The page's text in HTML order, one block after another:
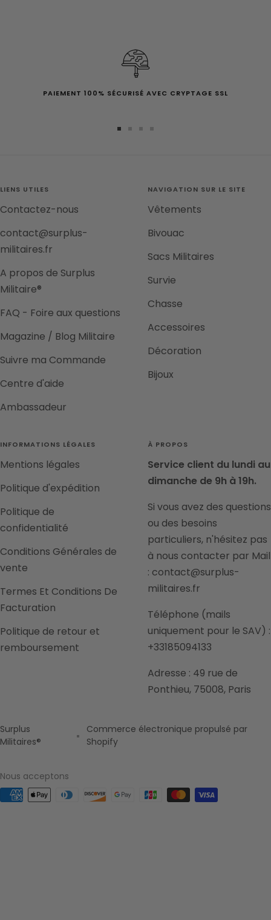
PAIEMENT 100% SÉCURISÉ AVEC CRYPTAGE SSL
4
LIENS UTILES
Contactez-nous
contact@surplus-
militaires.fr
A propos de Surplus
Militaire®
FAQ - Foire aux questions
Magazine / Blog Militaire
Suivre ma Commande
Centre d'aide
Ambassadeur
NAVIGATION SUR LE SITE
Vêtements
Bivouac
Sacs Militaires
Survie
Chasse
Accessoires
Décoration
Bijoux
INFORMATIONS LÉGALES
Mentions légales
Politique d'expédition
Politique de
confidentialité
Conditions Générales de
vente
Termes Et Conditions De
Facturation
Politique de retour et
remboursement
À PROPOS
Service client du lundi au
dimanche de 9h à 19h.
Si vous avez des questions
ou des besoins
particuliers, n'hésitez pas
à nous contacter par Mail
: contact@surplus-
militaires.fr
Téléphone (mails
uniquement pour le SAV) :
+33185094133
Adresse : 49 rue de
Ponthieu, 75008, Paris
Surplus
Militaires®
Commerce électronique propulsé par
Shopify
Nous acceptons